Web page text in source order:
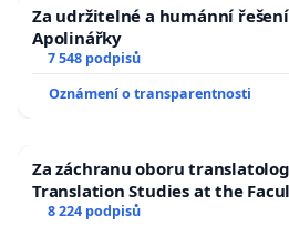
Za udržitelné a humánní
Apolinářky
7 548 podpisů
Oznámení o transparentnosti
Za záchranu oboru
Translation Studies at the
University
8 224 podpisů